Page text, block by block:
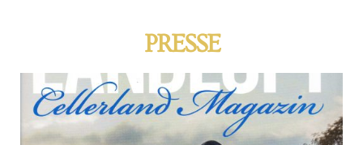
PRESSE